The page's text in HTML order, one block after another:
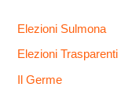
Elezioni Sulmona
Elezioni Trasparenti
Il Germe